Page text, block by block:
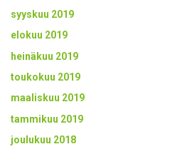
syyskuu 2019
elokuu 2019
heinäkuu 2019
toukokuu 2019
maaliskuu 2019
tammikuu 2019
joulukuu 2018